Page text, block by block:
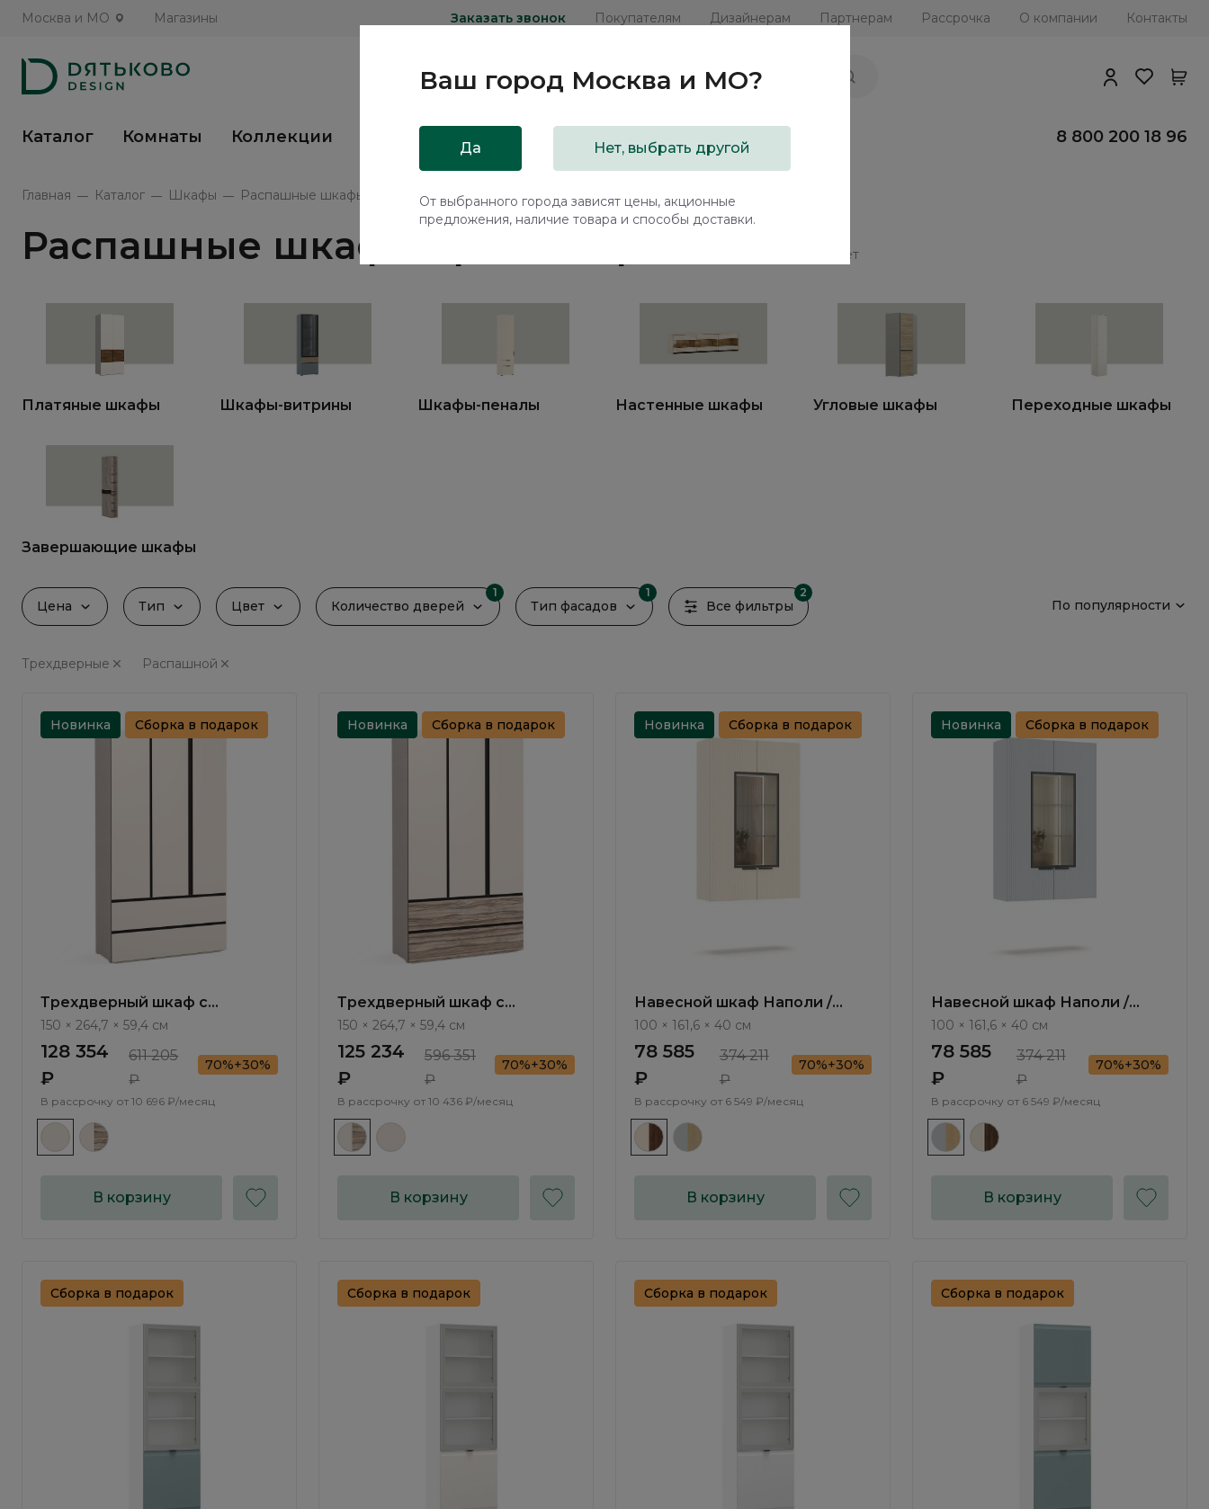
Москва и МО Магазины Заказать звонок Покупателям Дизайнерам Партнерам Рассрочка О компании Контакты
Каталог Комнаты Коллекции Распродажа 8 800 200 18 96
Главная Каталог Шкафы Распашные шкафы трехстворчатые
Распашные шкафы трехстворчатые 81 предмет
Платяные шкафы Шкафы-витрины Шкафы-пеналы Настенные шкафы Угловые шкафы Переходные шкафы
Завершающие шкафы
Цена Тип Цвет Количество дверей
1
Тип фасадов
1 2
Все фильтры По популярности
Трехдверные Распашной
Новинка Сборка в подарок
Трехдверный шкаф с
антресолью Арта / Arta
AR1731.2
150 × 264,7 × 59,4 см
128 354
₽
611 205
₽
70%+30%
В рассрочку от 10 696 ₽/месяц
В корзину
Новинка Сборка в подарок
Трехдверный шкаф с
антресолью Арта / Arta
AR1731.1
150 × 264,7 × 59,4 см
125 234
₽
596 351
₽
70%+30%
В рассрочку от 10 436 ₽/месяц
В корзину
Новинка Сборка в подарок
Навесной шкаф Наполи /
Napoli NP447.4.F
100 × 161,6 × 40 см
78 585
₽
374 211
₽
70%+30%
В рассрочку от 6 549 ₽/месяц
В корзину
Новинка Сборка в подарок
Навесной шкаф Наполи /
Napoli NP447.3.F
100 × 161,6 × 40 см
78 585
₽
374 211
₽
70%+30%
В рассрочку от 6 549 ₽/месяц
В корзину
Сборка в подарок Сборка в подарок Сборка в подарок Сборка в подарок
Ваш город Москва и МО?
Да Нет, выбрать другой
От выбранного города зависят цены, акционные
предложения, наличие товара и способы доставки.